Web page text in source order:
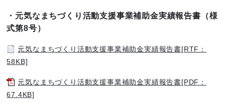
・元気なまちづくり活動支援事業補助金実績報告書（様
式第8号）
元気なまちづくり活動支援事業補助金実績報告書[RTF：
58KB]
元気なまちづくり活動支援事業補助金実績報告書[PDF：
67.4KB]